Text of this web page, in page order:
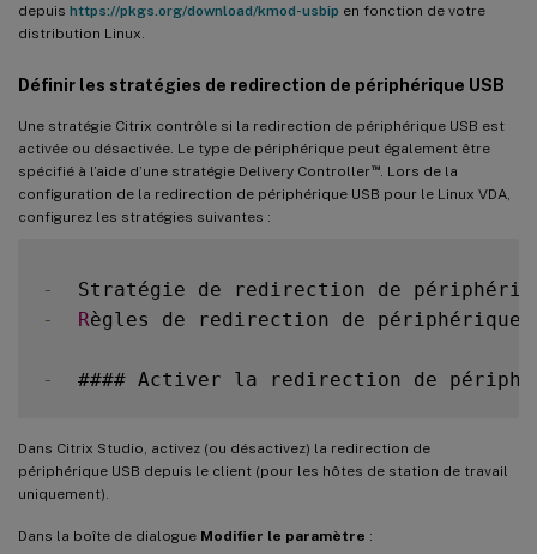
depuis https://pkgs.org/download/kmod-usbip en fonction de votre
distribution Linux.
Définir les stratégies de redirection de périphérique USB
Une stratégie Citrix contrôle si la redirection de périphérique USB est
activée ou désactivée. Le type de périphérique peut également être
spécifié à l’aide d’une stratégie Delivery Controller™. Lors de la
configuration de la redirection de périphérique USB pour le Linux VDA,
configurez les stratégies suivantes :
-
Stratégie de redirection de
-
Règles de redirection de périphérique
-
#### Activer la redirection de
Dans Citrix Studio, activez (ou désactivez) la redirection de
périphérique USB depuis le client (pour les hôtes de station de travail
uniquement).
Dans la boîte de dialogue Modifier le paramètre :